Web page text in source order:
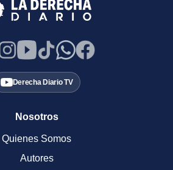
Derecha Diario TV
Nosotros
Quienes Somos
Autores